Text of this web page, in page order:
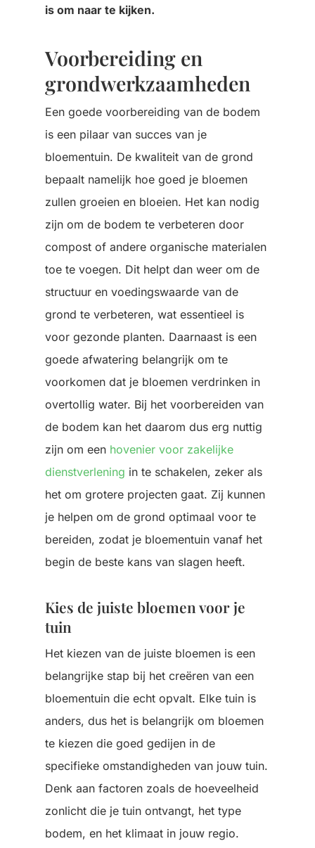
is om naar te kijken.
Voorbereiding en
grondwerkzaamheden
Een goede voorbereiding van de bodem
is een pilaar van succes van je
bloementuin. De kwaliteit van de grond
bepaalt namelijk hoe goed je bloemen
zullen groeien en bloeien. Het kan nodig
zijn om de bodem te verbeteren door
compost of andere organische materialen
toe te voegen. Dit helpt dan weer om de
structuur en voedingswaarde van de
grond te verbeteren, wat essentieel is
voor gezonde planten. Daarnaast is een
goede afwatering belangrijk om te
voorkomen dat je bloemen verdrinken in
overtollig water. Bij het voorbereiden van
de bodem kan het daarom dus erg nuttig
zijn om een hovenier voor zakelijke
dienstverlening in te schakelen, zeker als
het om grotere projecten gaat. Zij kunnen
je helpen om de grond optimaal voor te
bereiden, zodat je bloementuin vanaf het
begin de beste kans van slagen heeft.
Kies de juiste bloemen voor je
tuin
Het kiezen van de juiste bloemen is een
belangrijke stap bij het creëren van een
bloementuin die echt opvalt. Elke tuin is
anders, dus het is belangrijk om bloemen
te kiezen die goed gedijen in de
specifieke omstandigheden van jouw tuin.
Denk aan factoren zoals de hoeveelheid
zonlicht die je tuin ontvangt, het type
bodem, en het klimaat in jouw regio.